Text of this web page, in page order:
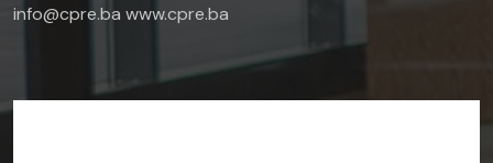
info@cpre.ba www.cpre.ba